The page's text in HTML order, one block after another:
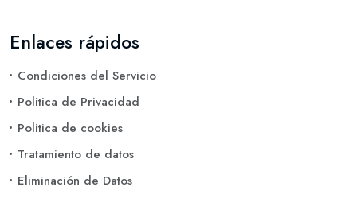
Enlaces rápidos
Condiciones del Servicio
Politica de Privacidad
Politica de cookies
Tratamiento de datos
Eliminación de Datos